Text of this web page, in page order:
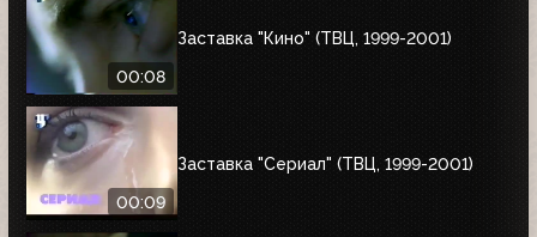
00:08
Заставка "Кино" (ТВЦ, 1999-2001)
00:09
Заставка "Сериал" (ТВЦ, 1999-2001)